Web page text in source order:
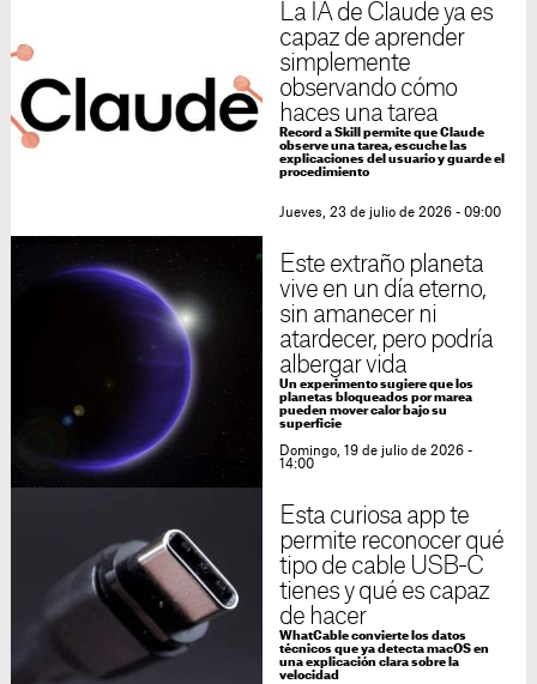
La IA de Claude ya es
capaz de aprender
simplemente
observando cómo
haces una tarea
Record a Skill permite que Claude
observe una tarea, escuche las
explicaciones del usuario y guarde el
procedimiento
Jueves, 23 de julio de 2026 - 09:00
Este extraño planeta
vive en un día eterno,
sin amanecer ni
atardecer, pero podría
albergar vida
Un experimento sugiere que los
planetas bloqueados por marea
pueden mover calor bajo su
superficie
Domingo, 19 de julio de 2026 -
14:00
Esta curiosa app te
permite reconocer qué
tipo de cable USB-C
tienes y qué es capaz
de hacer
WhatCable convierte los datos
técnicos que ya detecta macOS en
una explicación clara sobre la
velocidad